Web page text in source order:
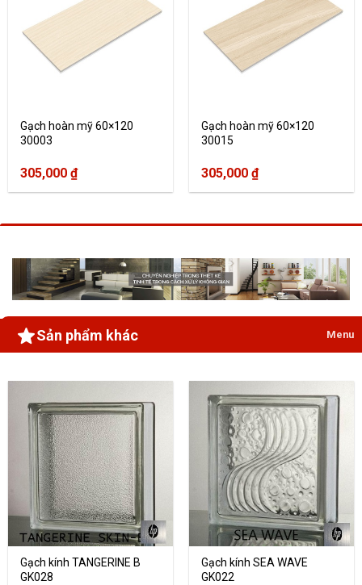
Gạch hoàn mỹ 60×120
30003
305,000 ₫
Gạch hoàn mỹ 60×120
30015
305,000 ₫
Sản phẩm khác Menu
Gạch kính TANGERINE B
GK028
Gạch kính SEA WAVE
GK022